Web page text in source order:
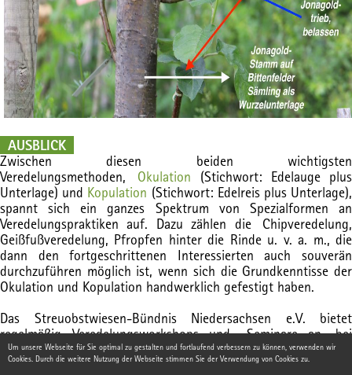
Um unsere Webseite für Sie optimal zu gestalten und fortlaufend verbessern zu können, verwenden wir
Cookies. Durch die weitere Nutzung der Webseite stimmen Sie der Verwendung von Cookies zu.
AUSBLICK
Zwischen diesen beiden wichtigsten
Veredelungsmethoden, Okulation (Stichwort: Edelauge plus
Unterlage) und Kopulation (Stichwort: Edelreis plus Unterlage),
spannt sich ein ganzes Spektrum von Spezialformen an
Veredelungspraktiken auf. Dazu zählen die Chipveredelung,
Geißfußveredelung, Pfropfen hinter die Rinde u. v. a. m., die
dann den fortgeschrittenen Interessierten auch souverän
durchzuführen möglich ist, wenn sich die Grundkenntisse der
Okulation und Kopulation handwerklich gefestigt haben.
Das Streuobstwiesen-Bündnis Niedersachsen e.V. bietet
regelmäßig Veredelungsworkshops und -Seminare an, bei
denen die Interessierten die handwerklichen Schritte der
verschiedenen Veredlungstechniken erlernen können.Termine